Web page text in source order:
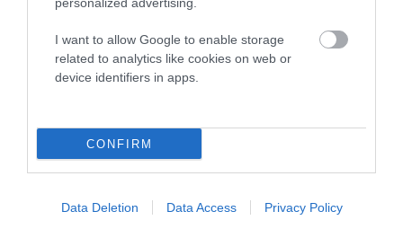
I want to allow Google to enable storage
related to analytics like cookies on web or
device identifiers in apps.
CONFIRM
Data Deletion Data Access Privacy Policy